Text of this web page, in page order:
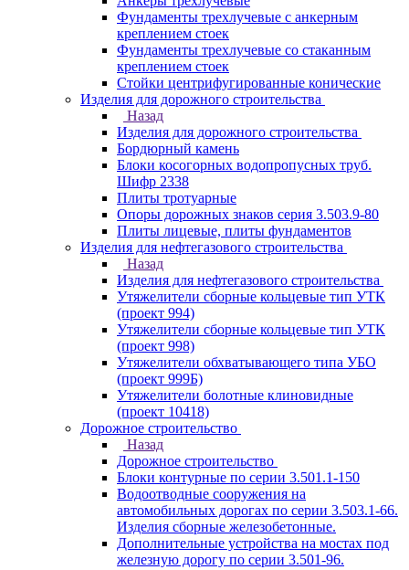
Фундаменты трехлучевые с анкерным
креплением стоек
Фундаменты трехлучевые со стаканным
креплением стоек
Стойки центрифугированные конические
Изделия для дорожного строительства
Назад
Изделия для дорожного строительства
Бордюрный камень
Блоки косогорных водопропусных труб.
Шифр 2338
Плиты тротуарные
Опоры дорожных знаков серия 3.503.9-80
Плиты лицевые, плиты фундаментов
Изделия для нефтегазового строительства
Назад
Изделия для нефтегазового строительства
Утяжелители сборные кольцевые тип УТК
(проект 994)
Утяжелители сборные кольцевые тип УТК
(проект 998)
Утяжелители обхватывающего типа УБО
(проект 999Б)
Утяжелители болотные клиновидные
(проект 10418)
Дорожное строительство
Назад
Дорожное строительство
Блоки контурные по серии 3.501.1-150
Водоотводные сооружения на
автомобильных дорогах по серии 3.503.1-66.
Изделия сборные железобетонные.
Дополнительные устройства на мостах под
железную дорогу по серии 3.501-96.